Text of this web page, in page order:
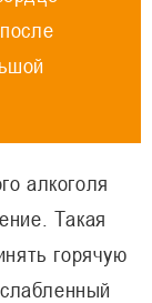
алкоголя
Такая
горячую